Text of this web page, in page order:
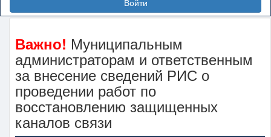
Войти
Важно! Муниципальным
администраторам и ответственным
за внесение сведений РИС о
проведении работ по
восстановлению защищенных
каналов связи